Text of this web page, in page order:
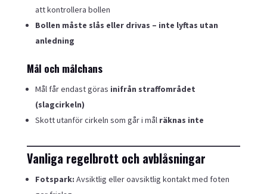
att kontrollera bollen
Bollen måste slås eller drivas – inte lyftas utan
anledning
Mål och målchans
Mål får endast göras inifrån straffområdet
(slagcirkeln)
Skott utanför cirkeln som går i mål räknas inte
Vanliga regelbrott och avblåsningar
Fotspark: Avsiktlig eller oavsiktlig kontakt med foten